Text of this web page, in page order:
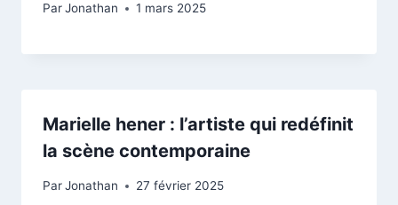
ParJonathan 1 mars 2025
Marielle hener : l’artiste qui redéfinit
la scène contemporaine
ParJonathan 27 février 2025